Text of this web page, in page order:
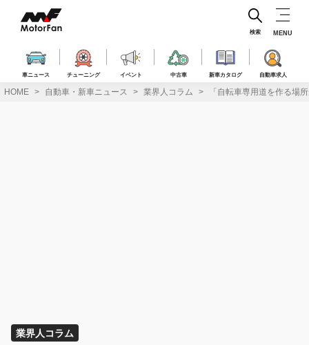
ス
車ニュース チューニング イベント 中古車 新車カタログ 自動車求人
検索 MENU
HOME 自動車・新車ニュース 業界人コラム 「自転車専用道を作る場
業界人コラム